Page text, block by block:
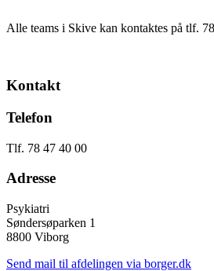
Alle teams i Skive kan kontaktes på tlf.
Kontakt
Telefon
Tlf. 78 47 40 00
Adresse
Psykiatri
Søndersøparken 1
8800 Viborg
Send mail til afdelingen via borger.dk